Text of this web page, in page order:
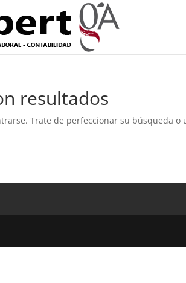
resultados
Trate de perfeccionar su búsqueda o